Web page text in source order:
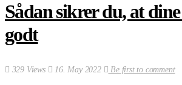
Sådan sikrer du, at
godt
329 Views 16. May 2022 Be first to comment